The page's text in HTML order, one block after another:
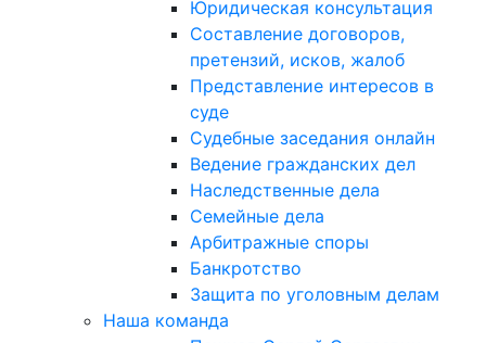
Юридическая консультация
Составление договоров,
претензий, исков, жалоб
Представление интересов в
суде
Судебные заседания онлайн
Ведение гражданских дел
Наследственные дела
Семейные дела
Арбитражные споры
Банкротство
Защита по уголовным делам
Наша команда